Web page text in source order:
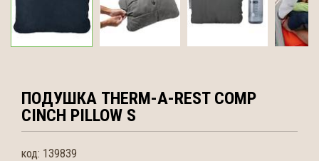
ПОДУШКА THERM-A-REST COMP
CINCH PILLOW S
код: 139839